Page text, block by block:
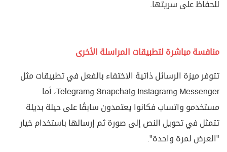
للحفاظ على سريتها.
منافسة مباشرة لتطبيقات المراسلة الأخرى
تتوفر ميزة الرسائل ذاتية الاختفاء بالفعل في تطبيقات مثل
Messenger وInstagram وSnapchat وTelegram، أما
مستخدمو واتساب فكانوا يعتمدون سابقًا على حيلة بديلة
تتمثل في تحويل النص إلى صورة ثم إرسالها باستخدام خيار
"العرض لمرة واحدة".